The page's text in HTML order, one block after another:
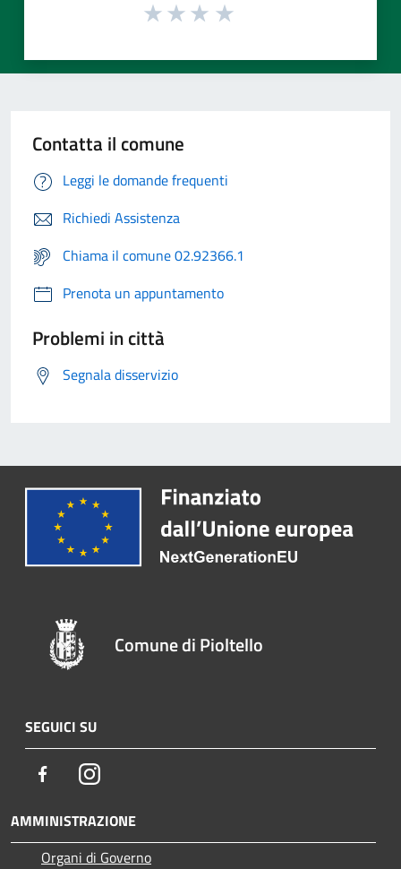
Contatta il comune
Leggi le domande frequenti
Richiedi Assistenza
Chiama il comune 02.92366.1
Prenota un appuntamento
Problemi in città
Segnala disservizio
Comune di Pioltello
SEGUICI SU
FacebookInstagram
AMMINISTRAZIONE
Organi di Governo